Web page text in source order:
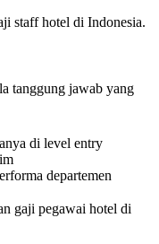
staff hotel di Indonesia.
tanggung jawab yang
di level entry
departemen
gaji pegawai hotel di